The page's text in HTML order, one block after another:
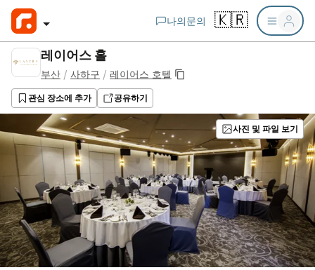
나의문의 🇰🇷
레이어스 홀
부산 / 사하구 / 레이어스 호텔
관심 장소에 추가 공유하기
사진 및 파일 보기